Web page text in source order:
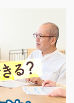
品をセットして